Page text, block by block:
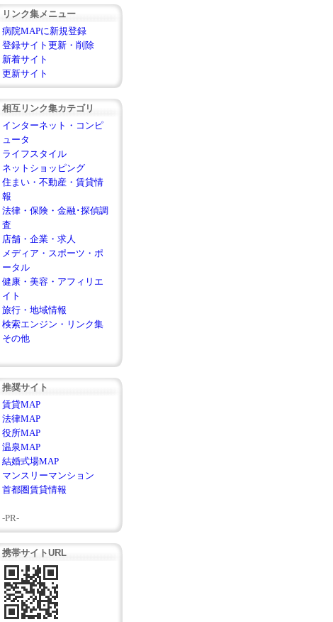
リンク集メニュー
病院MAPに新規登録
登録サイト更新・削除
新着サイト
更新サイト
相互リンク集カテゴリ
インターネット・コンピ
ュータ
ライフスタイル
ネットショッピング
住まい・不動産・賃貸情
報
法律・保険・金融･探偵調
査
店舗・企業・求人
メディア・スポーツ・ポ
ータル
健康・美容・アフィリエ
イト
旅行・地域情報
検索エンジン・リンク集
その他
推奨サイト
賃貸MAP
法律MAP
役所MAP
温泉MAP
結婚式場MAP
マンスリーマンション
首都圏賃貸情報
-PR-
携帯サイトURL